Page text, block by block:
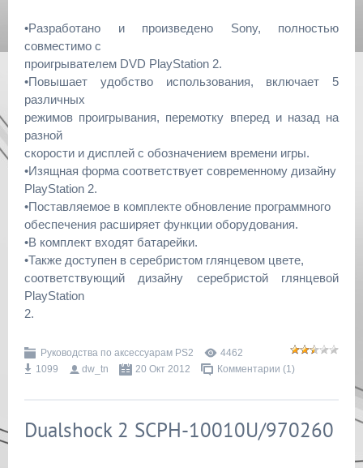
•Разработано и произведено Sony, полностью
совместимо с
проигрывателем DVD PlayStation 2.
•Повышает удобство использования, включает 5
различных
режимов проигрывания, перемотку вперед и назад на
разной
скорости и дисплей с обозначением времени игры.
•Изящная форма соответствует современному дизайну
PlayStation 2.
•Поставляемое в комплекте обновление программного
обеспечения расширяет функции оборудования.
•В комплект входят батарейки.
•Также доступен в серебристом глянцевом цвете,
соответствующий дизайну серебристой глянцевой
PlayStation
2.
Руководства по аксессуарам PS2
4462
1099
dw_tn 20 Окт 2012 Комментарии (1)
Dualshock 2 SCPH-10010U/970260